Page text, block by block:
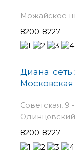
Можайское
8200-8227
Диана, сеть
Московская
Советская, 9
8200-8227